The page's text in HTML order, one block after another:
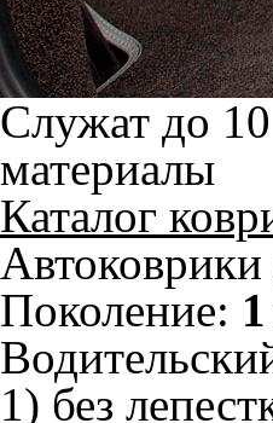
Служат до
материалы
Каталог
Поколение:
1) без